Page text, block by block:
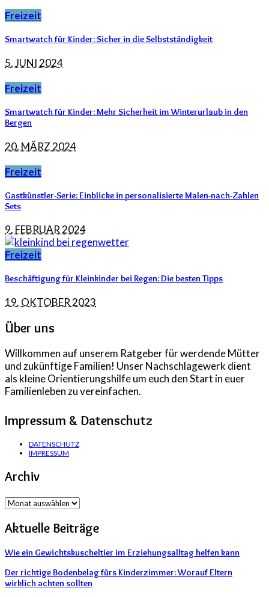
Freizeit
Smartwatch für Kinder: Sicher in die Selbstständigkeit
5. JUNI 2024
Freizeit
Smartwatch für Kinder: Mehr Sicherheit im Winterurlaub in den
Bergen
20. MÄRZ 2024
Freizeit
Gastkünstler-Serie: Einblicke in personalisierte Malen-nach-Zahlen
Sets
9. FEBRUAR 2024
Freizeit
Beschäftigung für Kleinkinder bei Regen: Die besten Tipps
19. OKTOBER 2023
Über uns
Willkommen auf unserem Ratgeber für werdende Mütter
und zukünftige Familien! Unser Nachschlagewerk dient
als kleine Orientierungshilfe um euch den Start in euer
Familienleben zu vereinfachen.
Impressum & Datenschutz
DATENSCHUTZ
IMPRESSUM
Archiv
Archiv
Aktuelle Beiträge
Wie ein Gewichtskuscheltier im Erziehungsalltag helfen kann
Der richtige Bodenbelag fürs Kinderzimmer: Worauf Eltern
wirklich achten sollten